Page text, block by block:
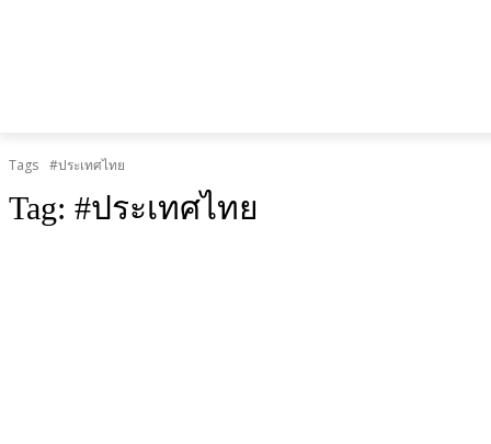
Tags #ประเทศไทย
Tag: #ประเทศไทย